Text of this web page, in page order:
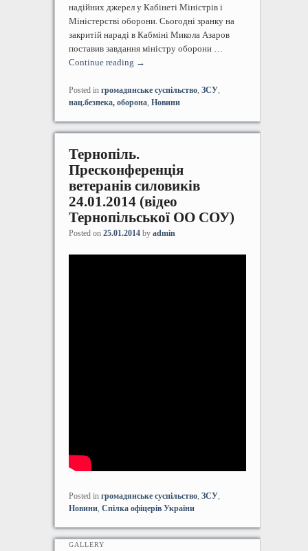
надійних джерел у Кабінеті Міністрів і
Міністерстві оборони. Сьогодні зранку на
закритій нараді в Кабміні Микола Азаров
поставив завдання міністру оборони …
Continue reading →
Posted in громадянське суспільство, ЗСУ,
нац.безпека, оборона, Новини
Тернопіль.
Пресконференція
ветеранів силовиків
24.01.2014 (відео
Тернопільської ОО СОУ)
Posted on 25.01.2014 by admin
Posted in громадянське суспільство, ЗСУ,
Новини, Спілка офіцерів України
GALLERY